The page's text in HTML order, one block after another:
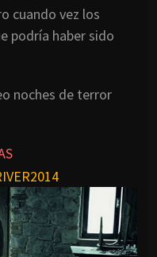
cuando vez los
podría haber sido
noches de terror